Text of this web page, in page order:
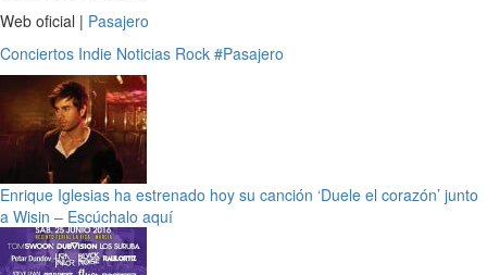
Web oficial | Pasajero
Conciertos Indie Noticias Rock #Pasajero
Enrique Iglesias ha estrenado hoy su canción ‘Duele el corazón’ junto
a Wisin – Escúchalo aquí